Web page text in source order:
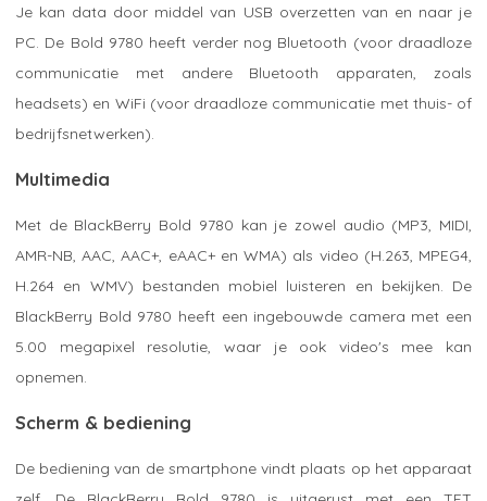
Je kan data door middel van USB overzetten van en naar je
PC. De Bold 9780 heeft verder nog Bluetooth (voor draadloze
communicatie met andere Bluetooth apparaten, zoals
headsets) en WiFi (voor draadloze communicatie met thuis- of
bedrijfsnetwerken).
Multimedia
Met de BlackBerry Bold 9780 kan je zowel audio (MP3, MIDI,
AMR-NB, AAC, AAC+, eAAC+ en WMA) als video (H.263, MPEG4,
H.264 en WMV) bestanden mobiel luisteren en bekijken. De
BlackBerry Bold 9780 heeft een ingebouwde camera met een
5.00 megapixel resolutie, waar je ook video's mee kan
opnemen.
Scherm & bediening
De bediening van de smartphone vindt plaats op het apparaat